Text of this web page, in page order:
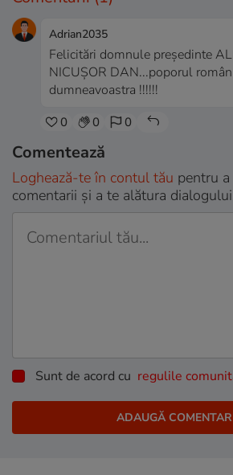
Adrian2035
Felicitări domnule președinte
NICUȘOR DAN...poporul
dumneavoastra !!!!!!
0 0 0
Comentează
Loghează-te în contul tău pentru
comentarii și a te alătura
Sunt de acord cu regulile